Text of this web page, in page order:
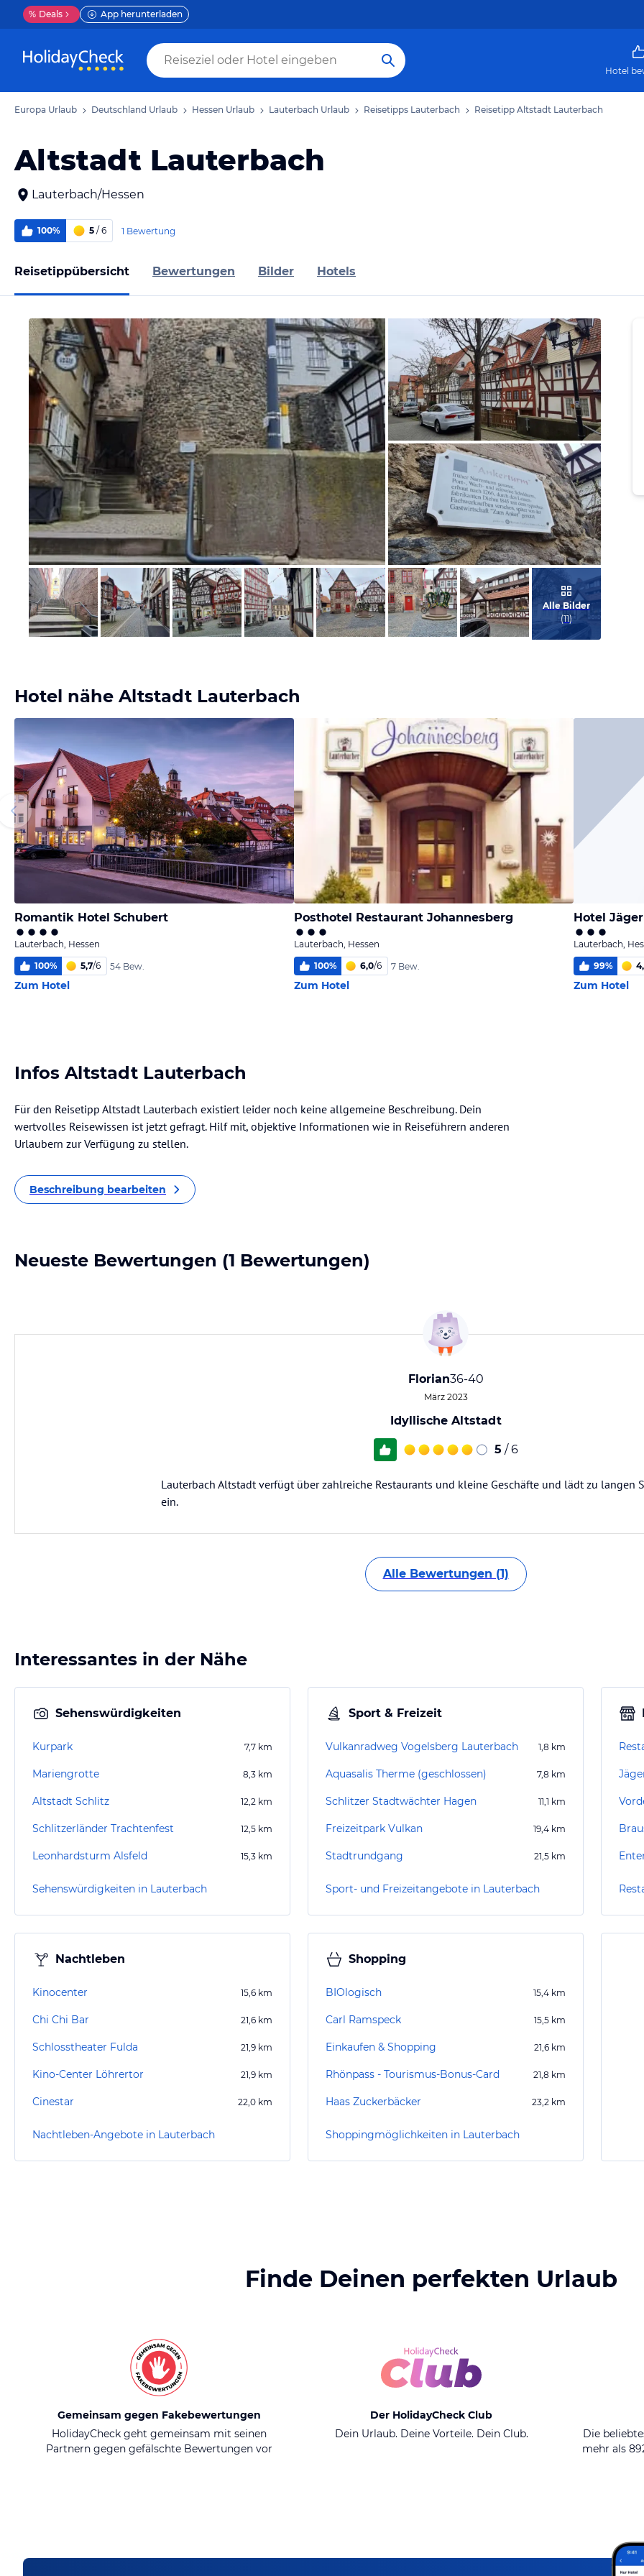
% Deals App herunterladen
Hotel
Europa Urlaub Deutschland Urlaub Hessen Urlaub Lauterbach Urlaub Reisetipps Lauterbach Reisetipp Altstadt Lauterbach
Altstadt Lauterbach
Lauterbach/Hessen
100% 5 / 6 1 Bewertung
Reisetippübersicht Bewertungen Bilder Hotels
Bild melden
von Florian
Bild melden
von Florian
Bild melden
von Florian
Alle Bilder
(11)
Hotel nähe Altstadt Lauterbach
Romantik Hotel Schubert
Lauterbach, Hessen
100% 5,7/6 54 Bew.
Zum Hotel
Posthotel Restaurant Johannesberg
Lauterbach, Hessen
100% 6,0/6 7 Bew.
Zum Hotel
Hotel
Lauterbach,
99%
Zum Hotel
Infos Altstadt Lauterbach
Für den Reisetipp Altstadt Lauterbach existiert leider noch keine allgemeine Beschreibung. Dein
wertvolles Reisewissen ist jetzt gefragt. Hilf mit, objektive Informationen wie in Reiseführern anderen
Urlaubern zur Verfügung zu stellen.
Beschreibung bearbeiten
Neueste Bewertungen (1 Bewertungen)
Florian36-40
März 2023
Idyllische Altstadt
5 / 6
Lauterbach Altstadt verfügt über zahlreiche Restaurants und kleine Geschäfte und lädt zu langen
ein.
Alle Bewertungen (1)
Interessantes in der Nähe
Sehenswürdigkeiten
Kurpark 7,7 km
Mariengrotte 8,3 km
Altstadt Schlitz 12,2 km
Schlitzerländer Trachtenfest 12,5 km
Leonhardsturm Alsfeld 15,3 km
Sehenswürdigkeiten in Lauterbach
Sport & Freizeit
Vulkanradweg Vogelsberg Lauterbach 1,8 km
Aquasalis Therme (geschlossen) 7,8 km
Schlitzer Stadtwächter Hagen 11,1 km
Freizeitpark Vulkan 19,4 km
Stadtrundgang 21,5 km
Sport- und Freizeitangebote in Lauterbach
Nachtleben
Kinocenter 15,6 km
Chi Chi Bar 21,6 km
Schlosstheater Fulda 21,9 km
Kino-Center Löhrertor 21,9 km
Cinestar 22,0 km
Nachtleben-Angebote in Lauterbach
Shopping
BIOlogisch 15,4 km
Carl Ramspeck 15,5 km
Einkaufen & Shopping 21,6 km
Rhönpass - Tourismus-Bonus-Card 21,8 km
Haas Zuckerbäcker 23,2 km
Shoppingmöglichkeiten in Lauterbach
Finde Deinen perfekten Urlaub
Gemeinsam gegen Fakebewertungen
HolidayCheck geht gemeinsam mit seinen
Partnern gegen gefälschte Bewertungen vor
Der HolidayCheck Club
Dein Urlaub. Deine Vorteile. Dein Club.
Die
mehr als